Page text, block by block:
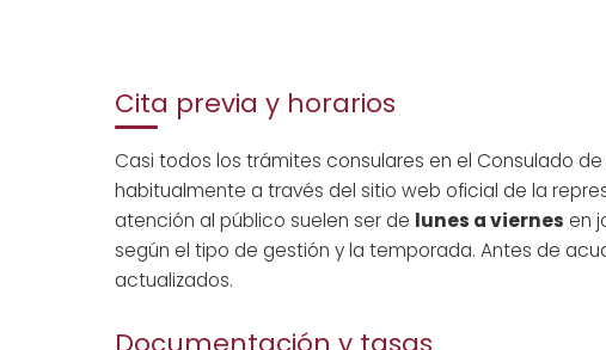
Cita previa y horarios
Casi todos los trámites consulares en el Consulado
habitualmente a través del sitio web oficial de la
atención al público suelen ser de lunes a viernes en
según el tipo de gestión y la temporada. Antes de
actualizados.